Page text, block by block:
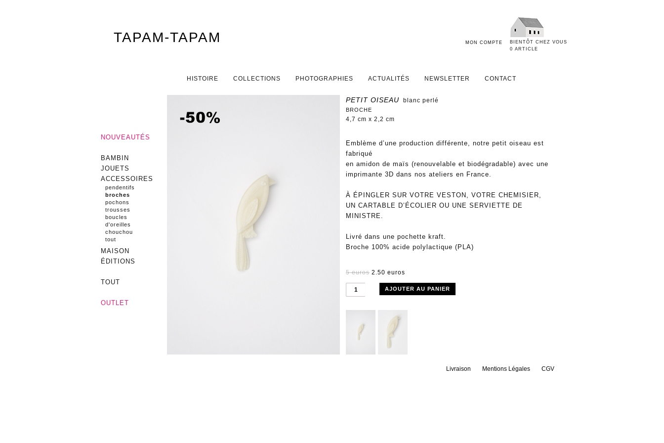
TAPAM-TAPAM
ALLER AU CONTENU PRINCIPAL
ALLER AU CONTENU SECONDAIRE
HISTOIRE COLLECTIONS PHOTOGRAPHIES ACTUALITÉS NEWSLETTER CONTACT
BIENTÔT CHEZ VOUS
0 ARTICLE
MON COMPTE
PETIT OISEAU blanc perlé
BROCHE
4,7 cm x 2,2 cm
Emblème d’une production différente, notre petit oiseau est
fabriqué
en amidon de maïs (renouvelable et biodégradable) avec une
imprimante 3D dans nos ateliers en France.
À ÉPINGLER SUR VOTRE VESTON, VOTRE CHEMISIER,
UN CARTABLE D’ÉCOLIER OU UNE SERVIETTE DE
MINISTRE.
Livré dans une pochette kraft.
Broche 100% acide polylactique (PLA)
5 euros 2.50 euros
AJOUTER AU PANIER
NOUVEAUTÉS
BAMBIN
JOUETS
ACCESSOIRES
pendentifs
broches
pochons
trousses
boucles
d'oreilles
chouchou
tout
MAISON
ÉDITIONS
TOUT
OUTLET
Livraison Mentions Légales CGV